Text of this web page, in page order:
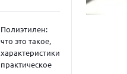
Полиэтилен:
что это такое,
характеристики,
практическое